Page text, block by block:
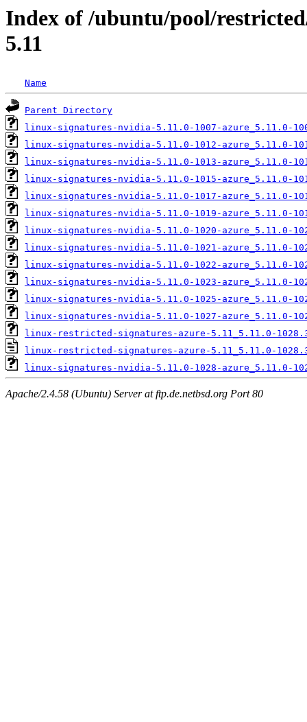
Index of /ubuntu/pool/
5.11
Name
Parent Directory
linux-signatures-nvidia-5.11.0-1007-azure_5.11.0-
linux-signatures-nvidia-5.11.0-1012-azure_5.11.0-
linux-signatures-nvidia-5.11.0-1013-azure_5.11.0-
linux-signatures-nvidia-5.11.0-1015-azure_5.11.0-
linux-signatures-nvidia-5.11.0-1017-azure_5.11.0-
linux-signatures-nvidia-5.11.0-1019-azure_5.11.0-
linux-signatures-nvidia-5.11.0-1020-azure_5.11.0-
linux-signatures-nvidia-5.11.0-1021-azure_5.11.0-
linux-signatures-nvidia-5.11.0-1022-azure_5.11.0-
linux-signatures-nvidia-5.11.0-1023-azure_5.11.0-
linux-signatures-nvidia-5.11.0-1025-azure_5.11.0-
linux-signatures-nvidia-5.11.0-1027-azure_5.11.0-
linux-restricted-signatures-azure-5.11_5.11.0-
linux-restricted-signatures-azure-5.11_5.11.0-
linux-signatures-nvidia-5.11.0-1028-azure_5.11.0-
Apache/2.4.58 (Ubuntu) Server at ftp.de.netbsd.org Port 80